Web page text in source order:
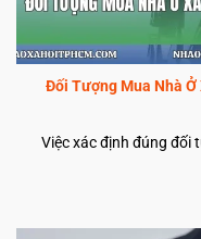
Đối Tượng Mua Nhà Ở
Việc xác định đúng đối